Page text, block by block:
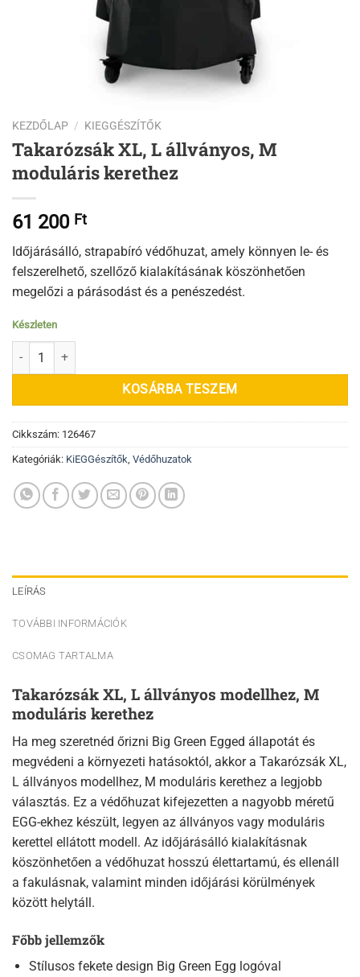
KEZDŐLAP / KIEGGÉSZÍTŐK
Takarózsák XL, L állványos, M
moduláris kerethez
61 200 Ft
Időjárásálló, strapabíró védőhuzat, amely könnyen le- és
felszerelhető, szellőző kialakításának köszönhetően
megelőzi a párásodást és a penészedést.
Készleten
Takarózsák XL, L állványos, M moduláris kerethez mennyiség
KOSÁRBA TESZEM
Cikkszám: 126467
Kategóriák: KiEGGészítők, Védőhuzatok
LEÍRÁS
TOVÁBBI INFORMÁCIÓK
CSOMAG TARTALMA
Takarózsák XL, L állványos modellhez, M
moduláris kerethez
Ha meg szeretnéd őrizni Big Green Egged állapotát és
megvédeni a környezeti hatásoktól, akkor a Takarózsák XL,
L állványos modellhez, M moduláris kerethez a legjobb
választás. Ez a védőhuzat kifejezetten a nagyobb méretű
EGG-ekhez készült, legyen az állványos vagy moduláris
kerettel ellátott modell. Az időjárásálló kialakításnak
köszönhetően a védőhuzat hosszú élettartamú, és ellenáll
a fakulásnak, valamint minden időjárási körülmények
között helytáll.
Főbb jellemzők
Stílusos fekete design Big Green Egg logóval